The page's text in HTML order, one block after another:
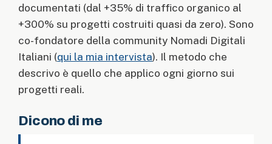
documentati (dal +35% di traffico organico al
+300% su progetti costruiti quasi da zero). Sono
co-fondatore della community Nomadi Digitali
Italiani (qui la mia intervista). Il metodo che
descrivo è quello che applico ogni giorno sui
progetti reali.
Dicono di me